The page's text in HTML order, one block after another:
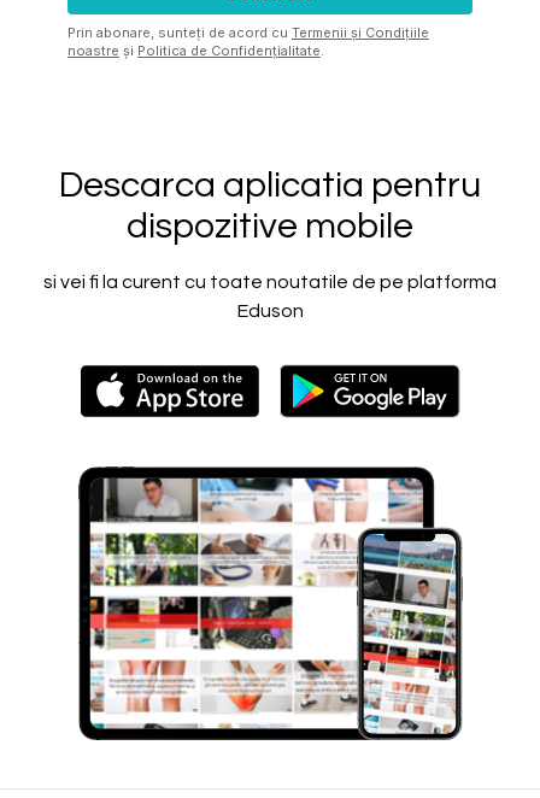
Prin abonare, sunteți de acord cu Termenii și Condițiile
noastre și Politica de Confidențialitate.
Descarca aplicatia pentru
dispozitive mobile
si vei fi la curent cu toate noutatile de pe platforma
Eduson